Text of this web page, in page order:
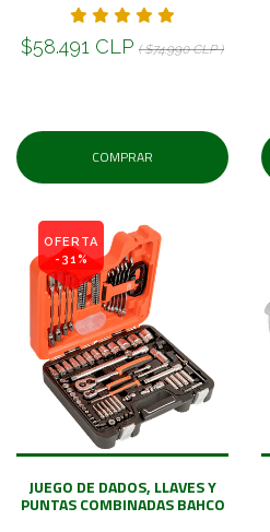
$58.491 CLP ( $74.990 CLP )
COMPRAR
OFERTA
-31%
JUEGO DE DADOS, LLAVES Y
PUNTAS COMBINADAS BAHCO